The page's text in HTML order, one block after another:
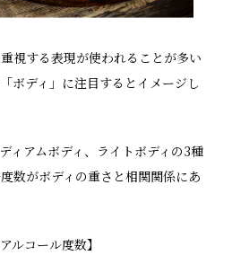
視する表現が使われることが多い
ボディ」に注目するとイメージし
ィアムボディ、ライトボディの3種
数がボディの重さと相関関係にあ
ルコール度数】